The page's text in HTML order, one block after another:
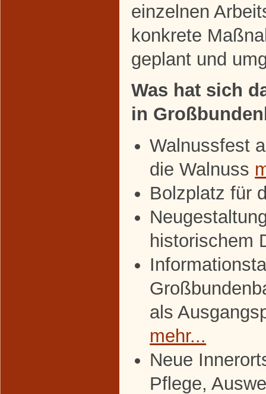
einzelnen
konkrete
geplant und
Was hat sich
in
Walnussfest
die Walnuss
Bolzplatz für
historischem
als
mehr...
Neue
Pflege,